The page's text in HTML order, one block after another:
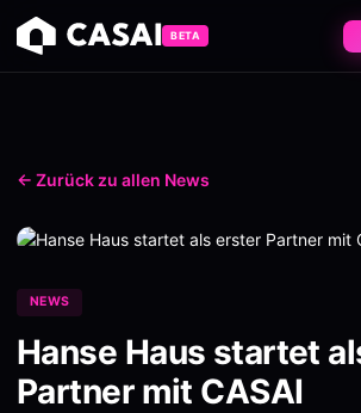
BETA
← Zurück zu allen News
NEWS
Hanse Haus startet
Partner mit CASAI